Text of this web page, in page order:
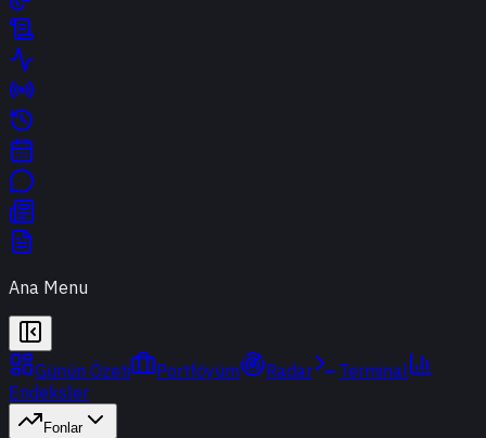
Ana Menu
Günün Özeti Portföyüm Radar
Terminal
Endeksler
Fonlar